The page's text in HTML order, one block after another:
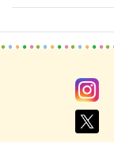
instagram
twitter